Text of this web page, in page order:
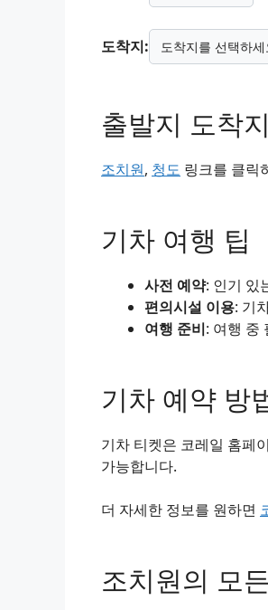
도착지:
출발지 도착
조치원, 청도 링크를 클릭
기차 여행 팁
사전 예약: 인기 있
편의시설 이용: 기
여행 준비: 여행 중
기차 예약 방
기차 티켓은 코레일 홈페
가능합니다.
더 자세한 정보를 원하면
조치원의 모